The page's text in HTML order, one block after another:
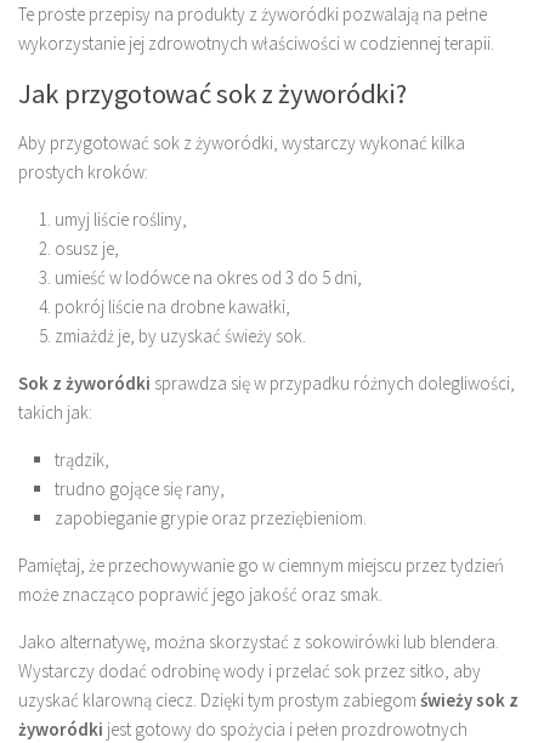
Te proste przepisy na produkty z żyworódki pozwalają na pełne
wykorzystanie jej zdrowotnych właściwości w codziennej terapii.
Jak przygotować sok z żyworódki?
Aby przygotować sok z żyworódki, wystarczy wykonać kilka
prostych kroków:
umyj liście rośliny,
osusz je,
umieść w lodówce na okres od 3 do 5 dni,
pokrój liście na drobne kawałki,
zmiażdż je, by uzyskać świeży sok.
Sok z żyworódki sprawdza się w przypadku różnych dolegliwości,
takich jak:
trądzik,
trudno gojące się rany,
zapobieganie grypie oraz przeziębieniom.
Pamiętaj, że przechowywanie go w ciemnym miejscu przez tydzień
może znacząco poprawić jego jakość oraz smak.
Jako alternatywę, można skorzystać z sokowirówki lub blendera.
Wystarczy dodać odrobinę wody i przelać sok przez sitko, aby
uzyskać klarowną ciecz. Dzięki tym prostym zabiegom świeży sok z
żyworódki jest gotowy do spożycia i pełen prozdrowotnych